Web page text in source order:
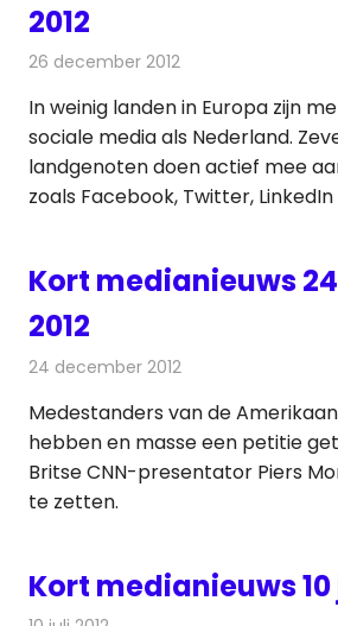
2012
26 december 2012
In weinig landen in Europa zijn
sociale media als Nederland.
landgenoten doen actief mee
zoals Facebook, Twitter,
Kort medianieuws
2012
24 december 2012
Medestanders van de
hebben en masse een petitie
Britse CNN-presentator Piers
te zetten.
Kort medianieuws 10